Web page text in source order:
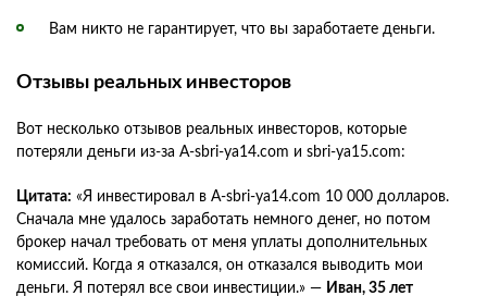
Вам никто не гарантирует, что вы заработаете деньги.
Отзывы реальных инвесторов
Вот несколько отзывов реальных инвесторов, которые
потеряли деньги из-за A-sbri-ya14.com и sbri-ya15.com:
Цитата: «Я инвестировал в A-sbri-ya14.com 10 000 долларов.
Сначала мне удалось заработать немного денег, но потом
брокер начал требовать от меня уплаты дополнительных
комиссий. Когда я отказался, он отказался выводить мои
деньги. Я потерял все свои инвестиции.» — Иван, 35 лет